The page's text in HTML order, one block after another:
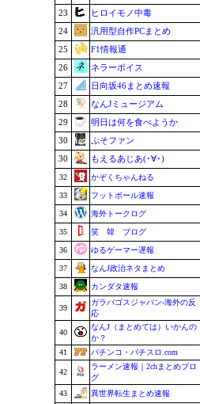
23
ヒロイモノ中毒
24
汎用型自作PCまとめ
25
F1情報通
26
ネラーボイス
27
日向坂46まとめ速報
28
なんJミュージアム
29
明日は何を食べようか
30
ぷそファン
30
もえるあじあ(･∀･)
32 かぞくちゃんねる
33 フットボール速報
34 海外トークログ
35 笑 韓 ブログ
36 ゆるゲーマー遅報
37 なんJ政治ネタまとめ
38 カンダタ速報
39
ガラパゴスジャパン-海外の反
応
40
なんJ（まとめては）いかんの
か？
41
パチンコ・パチスロ.com
42
ラーメン速報｜2chまとめブロ
グ
43
異世界転生まとめ速報